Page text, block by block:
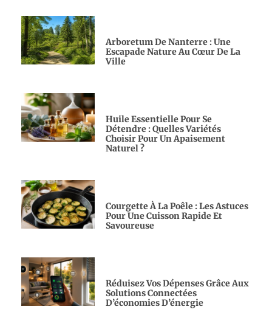
Arboretum De Nanterre : Une
Escapade Nature Au Cœur De La
Ville
Huile Essentielle Pour Se
Détendre : Quelles Variétés
Choisir Pour Un Apaisement
Naturel ?
Courgette À La Poêle : Les Astuces
Pour Une Cuisson Rapide Et
Savoureuse
Réduisez Vos Dépenses Grâce Aux
Solutions Connectées
D’économies D’énergie